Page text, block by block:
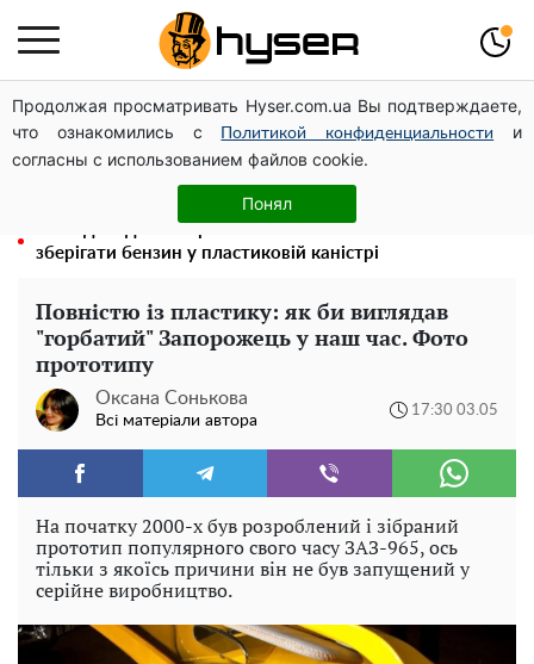
Продолжая просматривать Hyser.com.ua Вы подтверждаете,
что ознакомились с
Политикой конфиденциальности
и
согласны с использованием файлов cookie.
Понял
Посол ОБСЄ вдруге відвідав місце російського удару
по житловому будинку на Подолі
Олена Тополя злив відео – це далеко не все: фронтмен
"Антитіла" Тарас Тополя став наступним
зберігати бензин у пластиковій каністрі
Повністю із пластику: як би виглядав
"горбатий" Запорожець у наш час. Фото
прототипу
Оксана Сонькова
Всі матеріали автора
17:30 03.05
На початку 2000-х був розроблений і зібраний
прототип популярного свого часу ЗАЗ-965, ось
тільки з якоїсь причини він не був запущений у
серійне виробництво.